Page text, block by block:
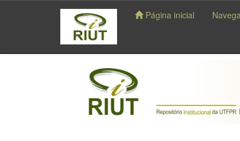
navigation
Página inicial